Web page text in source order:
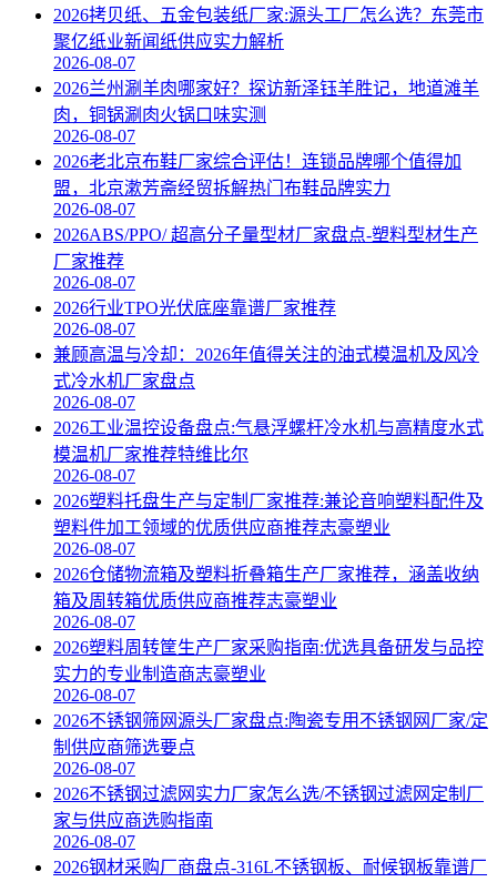
2026拷贝纸、五金包装纸厂家:源头工厂怎么选？东莞市
聚亿纸业新闻纸供应实力解析
2026-08-07
2026兰州涮羊肉哪家好？探访新泽钰羊胜记，地道滩羊
肉，铜锅涮肉火锅口味实测
2026-08-07
2026老北京布鞋厂家综合评估！连锁品牌哪个值得加
盟，北京漱芳斋经贸拆解热门布鞋品牌实力
2026-08-07
2026ABS/PPO/ 超高分子量型材厂家盘点-塑料型材生产
厂家推荐
2026-08-07
2026行业TPO光伏底座靠谱厂家推荐
2026-08-07
兼顾高温与冷却：2026年值得关注的油式模温机及风冷
式冷水机厂家盘点
2026-08-07
2026工业温控设备盘点:气悬浮螺杆冷水机与高精度水式
模温机厂家推荐特维比尔
2026-08-07
2026塑料托盘生产与定制厂家推荐:兼论音响塑料配件及
塑料件加工领域的优质供应商推荐志豪塑业
2026-08-07
2026仓储物流箱及塑料折叠箱生产厂家推荐，涵盖收纳
箱及周转箱优质供应商推荐志豪塑业
2026-08-07
2026塑料周转筐生产厂家采购指南:优选具备研发与品控
实力的专业制造商志豪塑业
2026-08-07
2026不锈钢筛网源头厂家盘点:陶瓷专用不锈钢网厂家/定
制供应商筛选要点
2026-08-07
2026不锈钢过滤网实力厂家怎么选/不锈钢过滤网定制厂
家与供应商选购指南
2026-08-07
2026钢材采购厂商盘点-316L不锈钢板、耐候钢板靠谱厂